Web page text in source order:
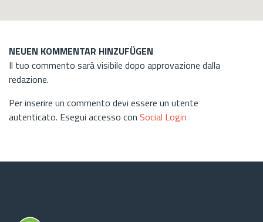
NEUEN KOMMENTAR HINZUFÜGEN
Il tuo commento sarà visibile dopo approvazione dalla
redazione.
Per inserire un commento devi essere un utente
autenticato. Esegui accesso con Social Login